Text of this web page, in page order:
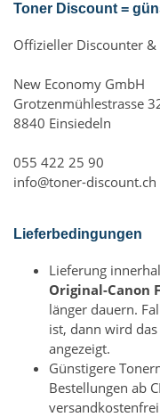
Toner Discount =
Offizieller Discounter &
New Economy GmbH
Grotzenmühlestrasse
8840 Einsiedeln
055 422 25 90
info@toner-discount.ch
Lieferbedingungen
Lieferung
Original-Canon
länger dauern.
ist, dann wird
angezeigt.
Günstigere
Bestellungen ab